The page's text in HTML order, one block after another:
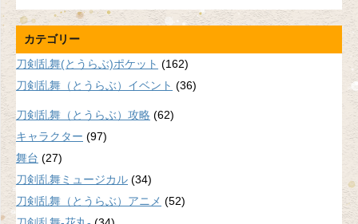
カテゴリー
刀剣乱舞(とうらぶ)ポケット (162)
刀剣乱舞（とうらぶ）イベント (36)
刀剣乱舞（とうらぶ）攻略 (62)
キャラクター (97)
舞台 (27)
刀剣乱舞ミュージカル (34)
刀剣乱舞（とうらぶ）アニメ (52)